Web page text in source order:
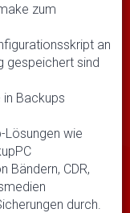
zum
an
gespeichert sind
in Backups
Lösungen wie
Bändern, CDR,
durch.